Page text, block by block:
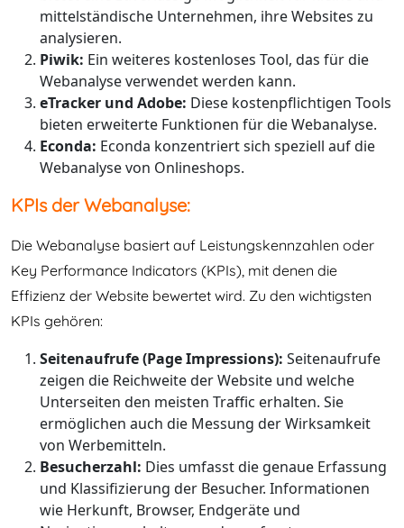
mittelständische Unternehmen, ihre Websites zu
analysieren.
Piwik: Ein weiteres kostenloses Tool, das für die
Webanalyse verwendet werden kann.
eTracker und Adobe: Diese kostenpflichtigen Tools
bieten erweiterte Funktionen für die Webanalyse.
Econda: Econda konzentriert sich speziell auf die
Webanalyse von Onlineshops.
KPIs der Webanalyse:
Die Webanalyse basiert auf Leistungskennzahlen oder
Key Performance Indicators (KPIs), mit denen die
Effizienz der Website bewertet wird. Zu den wichtigsten
KPIs gehören:
Seitenaufrufe (Page Impressions): Seitenaufrufe
zeigen die Reichweite der Website und welche
Unterseiten den meisten Traffic erhalten. Sie
ermöglichen auch die Messung der Wirksamkeit
von Werbemitteln.
Besucherzahl: Dies umfasst die genaue Erfassung
und Klassifizierung der Besucher. Informationen
wie Herkunft, Browser, Endgeräte und